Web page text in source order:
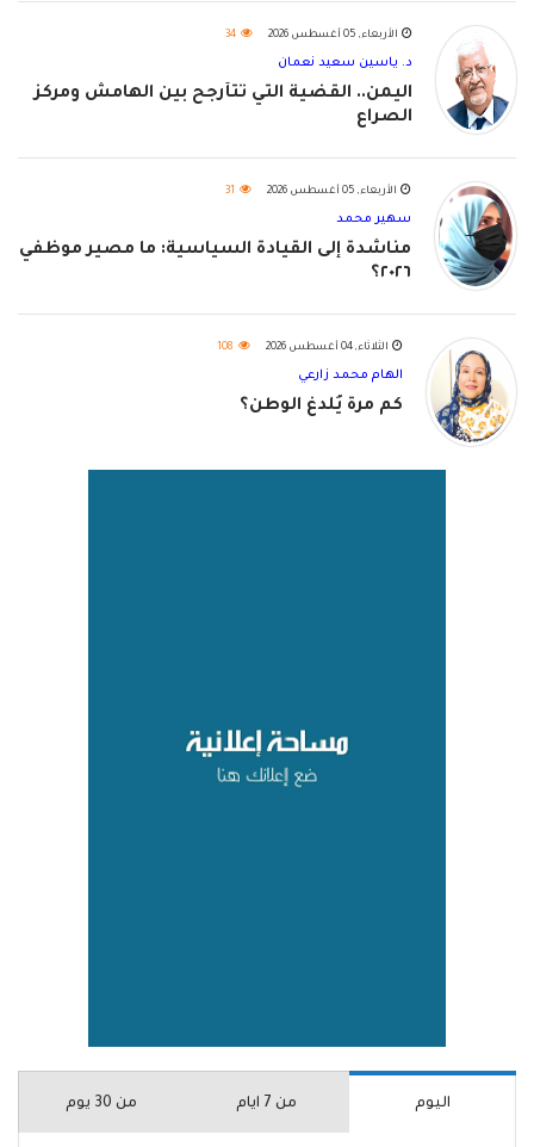
الأربعاء, 05 أغسطس 2026 34
د. ياسين سعيد نعمان
اليمن.. القضية التي تتأرجح بين الهامش ومركز
الصراع
الأربعاء, 05 أغسطس 2026 31
سهير محمد
مناشدة إلى القيادة السياسية: ما مصير موظفي
٢٠٢٦؟
الثلاثاء, 04 أغسطس 2026 108
الهام محمد زارعي
كم مرة يُلدغ الوطن؟
اليوم من 7 ايام من 30 يوم